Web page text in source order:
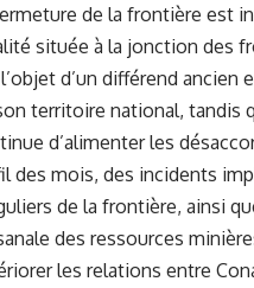
de la frontière est
située à la jonction des
d’un différend ancien
territoire national, tandis
d’alimenter les
des mois, des incidents
de la frontière, ainsi
des ressources
les relations entre